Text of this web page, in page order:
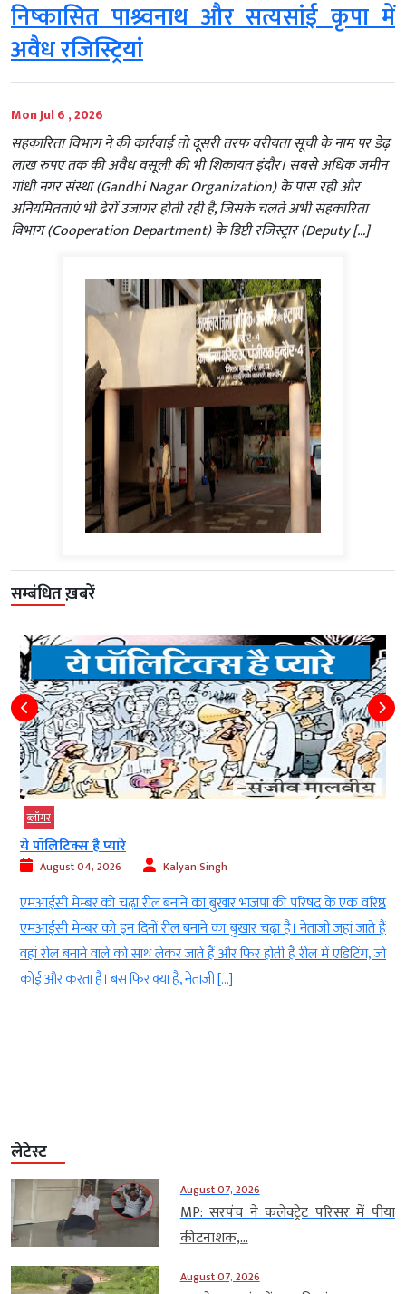
निष्कासित पाश्र्वनाथ और सत्यसांई कृपा में
अवैध रजिस्ट्रियां
Mon Jul 6 , 2026
सहकारिता विभाग ने की कार्रवाई तो दूसरी तरफ वरीयता सूची के नाम पर डेढ़
लाख रुपए तक की अवैध वसूली की भी शिकायत इंदौर। सबसे अधिक जमीन
गांधी नगर संस्था (Gandhi Nagar Organization) के पास रही और
अनियमितताएं भी ढेरों उजागर होती रही है, जिसके चलते अभी सहकारिता
विभाग (Cooperation Department) के डिप्टी रजिस्ट्रार (Deputy […]
सम्बंधित ख़बरें
एक वरिष्ठ
जहां जाते हैं
एडिटिंग, जो
गुरुपूर्णिमा: अखिल विश्व गायत्री परिवार की ‘महाशक्ति की...
August 04, 2026
शांतिकुंज, हरिद्वार के महिला मंडल की अध्यक्ष श्रीमती शैफाली
उद्बोधन देती हुईं। मुंबई के बोरीवली में अखिल विश्व गायत्री परिवार ने
पर महाशक्ति की लोकयात्रा का आयोजन किया। कार्यक्रम में गुरु
सशक्तिकरण और संस्कार निर्माण का संदेश दिया गया। मुंबई
लेटेस्ट
August 07, 2026
MP: सरपंच ने कलेक्ट्रेट परिसर में पीया
कीटनाशक,...
August 07, 2026